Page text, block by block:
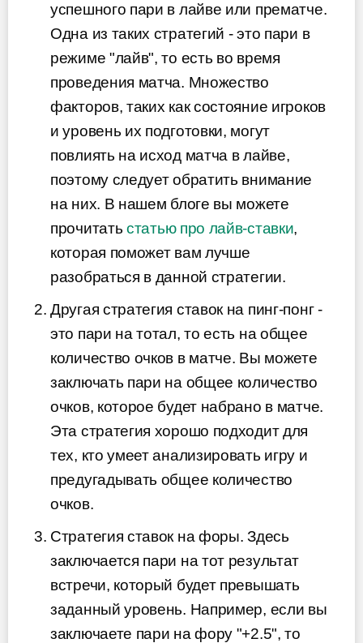
успешного пари в лайве или прематче.
Одна из таких стратегий - это пари в
режиме "лайв", то есть во время
проведения матча. Множество
факторов, таких как состояние игроков
и уровень их подготовки, могут
повлиять на исход матча в лайве,
поэтому следует обратить внимание
на них. В нашем блоге вы можете
прочитать статью про лайв-ставки,
которая поможет вам лучше
разобраться в данной стратегии.
Другая стратегия ставок на пинг-понг -
это пари на тотал, то есть на общее
количество очков в матче. Вы можете
заключать пари на общее количество
очков, которое будет набрано в матче.
Эта стратегия хорошо подходит для
тех, кто умеет анализировать игру и
предугадывать общее количество
очков.
Стратегия ставок на форы. Здесь
заключается пари на тот результат
встречи, который будет превышать
заданный уровень. Например, если вы
заключаете пари на фору "+2.5", то